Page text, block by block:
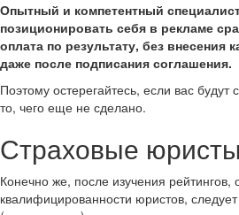
Опытный и компетентный
позиционировать себя в рекламе
оплата по результату, без внесения
даже после подписания соглашения.
Поэтому остерегайтесь, если вас будут
то, чего еще не сделано.
Страховые
Конечно же, после изучения рейтингов,
квалифицированности юристов,